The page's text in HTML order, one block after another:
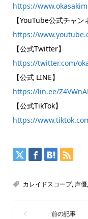
https://
【YouTube公式チャン
https://
【公式Twitter】
https://twitter.com/
【公式 LINE】
https://lin.ee/
【公式TikTok】
https://
カレイドスコープ,声優,